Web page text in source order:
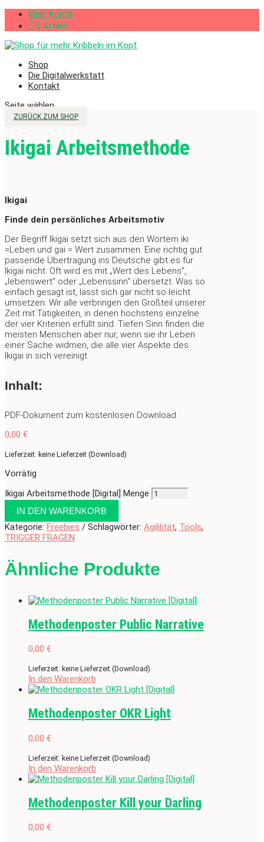
Mein Konto
0 Artikel
Shop
Die Digitalwerkstatt
Kontakt
Seite wählen
ZURÜCK ZUM SHOP
Ikigai Arbeitsmethode
Ikigai
Finde dein persönliches Arbeitsmotiv
Der Begriff Ikigai setzt sich aus den Wörtern iki
=Leben und gai = Wert zusammen. Eine richtig gut
passende Übertragung ins Deutsche gibt es für
Ikigai nicht. Oft wird es mit „Wert des Lebens“,
„lebenswert“ oder „Lebenssinn“ übersetzt. Was so
einfach gesagt ist, lässt sich gar nicht so leicht
umsetzen: Wir alle verbringen den Großteil unserer
Zeit mit Tätigkeiten, in denen höchstens einzelne
der vier Kriterien erfüllt sind. Tiefen Sinn finden die
meisten Menschen aber nur, wenn sie ihr Leben
einer Sache widmen, die alle vier Aspekte des
Ikigai in sich vereinigt
Inhalt:
PDF-Dokument zum kostenlosen Download
0,00 €
Lieferzeit: keine Lieferzeit (Download)
Vorrätig
Ikigai Arbeitsmethode [Digital] Menge
IN DEN WARENKORB
Kategorie: Freebies Schlagwörter: Agililität, Tools,
TRIGGER FRAGEN
Ähnliche Produkte
Methodenposter Public Narrative
0,00 €
Lieferzeit: keine Lieferzeit (Download)
In den Warenkorb
Methodenposter OKR Light
0,00 €
Lieferzeit: keine Lieferzeit (Download)
In den Warenkorb
Methodenposter Kill your Darling
0,00 €